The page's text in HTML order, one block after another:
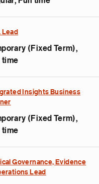
Lead
(Fixed Term),
time
Insights Business
(Fixed Term),
time
Governance, Evidence
Lead